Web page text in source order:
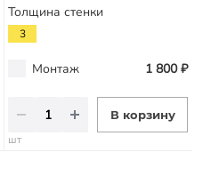
Толщина стенки
3
Монтаж 1 800 ₽
В корзину
шт